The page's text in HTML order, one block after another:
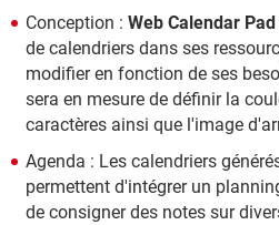
Conception : Web Calendar Pad
de calendriers dans ses
modifier en fonction de ses
sera en mesure de définir la
caractères ainsi que l'image
Agenda : Les calendriers
permettent d'intégrer un
de consigner des notes sur